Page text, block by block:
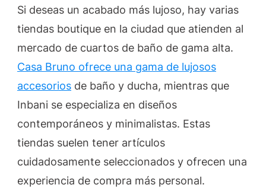
Si deseas un acabado más lujoso, hay varias
tiendas boutique en la ciudad que atienden al
mercado de cuartos de baño de gama alta.
Casa Bruno ofrece una gama de lujosos
accesorios de baño y ducha, mientras que
Inbani se especializa en diseños
contemporáneos y minimalistas. Estas
tiendas suelen tener artículos
cuidadosamente seleccionados y ofrecen una
experiencia de compra más personal.